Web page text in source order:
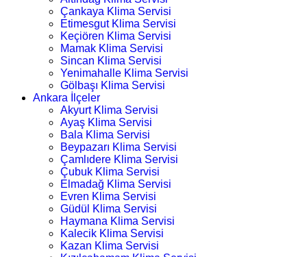
Çankaya Klima Servisi
Etimesgut Klima Servisi
Keçiören Klima Servisi
Mamak Klima Servisi
Sincan Klima Servisi
Yenimahalle Klima Servisi
Gölbaşı Klima Servisi
Ankara İlçeler
Akyurt Klima Servisi
Ayaş Klima Servisi
Bala Klima Servisi
Beypazarı Klima Servisi
Çamlıdere Klima Servisi
Çubuk Klima Servisi
Elmadağ Klima Servisi
Evren Klima Servisi
Güdül Klima Servisi
Haymana Klima Servisi
Kalecik Klima Servisi
Kazan Klima Servisi